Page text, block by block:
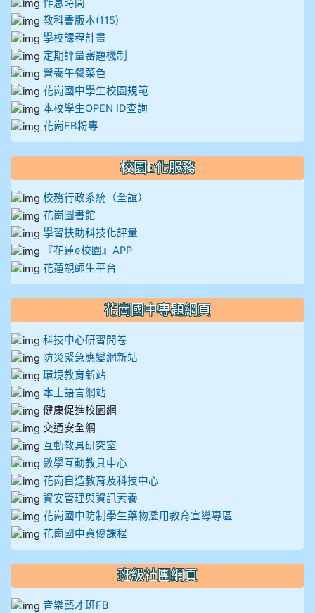
作息時間
教科書版本(115)
學校課程計畫
定期評量審題機制
營養午餐菜色
花崗國中學生校園規範
本校學生OPEN ID查詢
花崗FB粉專
校園E化服務
校務行政系統（全誼）
花崗圖書館
學習扶助科技化評量
『花蓮e校園』APP
花蓮親師生平台
花崗國中專題網頁
科技中心研習問卷
防災緊急應變網新站
環境教育新站
本土語言網站
健康促進校園網
交通安全網
互動教具研究室
數學互動教具中心
花崗自造教育及科技中心
資安管理與資訊素養
花崗國中防制學生藥物濫用教育宣導專區
花崗國中資優課程
班級社團網頁
音樂藝才班FB